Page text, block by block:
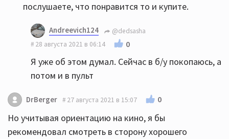
послушаете, что понравится то и купите.
Andreevich124
@dedsasha
28 августа 2021 в 06:14
0
Я уже об этом думал. Сейчас в б/у покопаюсь, а
потом и в пульт
DrBerger 27 августа 2021 в 15:07 0
Но учитывая ориентацию на кино, я бы
рекомендовал смотреть в сторону хорошего